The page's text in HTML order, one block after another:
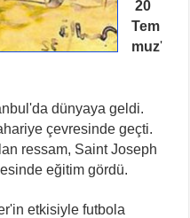
20
Tem
muz'
dünyaya geldi.
çevresinde geçti.
ressam, Saint Joseph
eğitim gördü.
etkisiyle futbola